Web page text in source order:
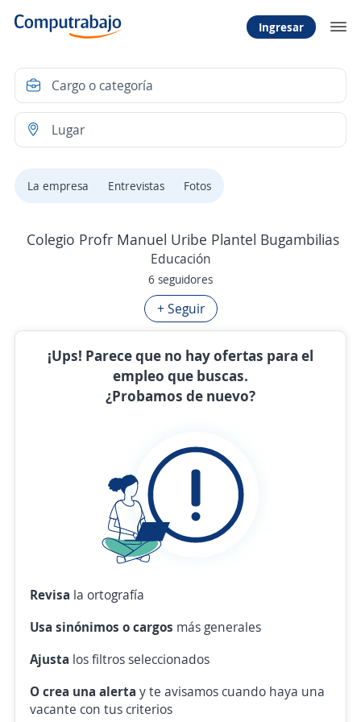
Ingresar
La empresa Entrevistas Fotos
Colegio Profr Manuel Uribe Plantel Bugambilias
Educación
6 seguidores
+ Seguir
¡Ups! Parece que no hay ofertas para el
empleo que buscas.
¿Probamos de nuevo?
Revisa la ortografía
Usa sinónimos o cargos más generales
Ajusta los filtros seleccionados
O crea una alerta y te avisamos cuando haya una
vacante con tus criterios